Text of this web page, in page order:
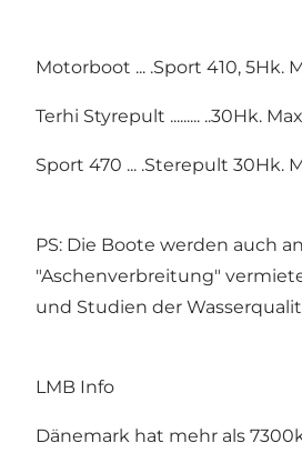
Motorboot ... .Sport 410, 5Hk.
Terhi Styrepult ......... ..30Hk.
Sport 470 ... .Sterepult 30Hk.
PS: Die Boote werden auch an
"Aschenverbreitung"
und Studien der
LMB Info
Dänemark hat mehr als